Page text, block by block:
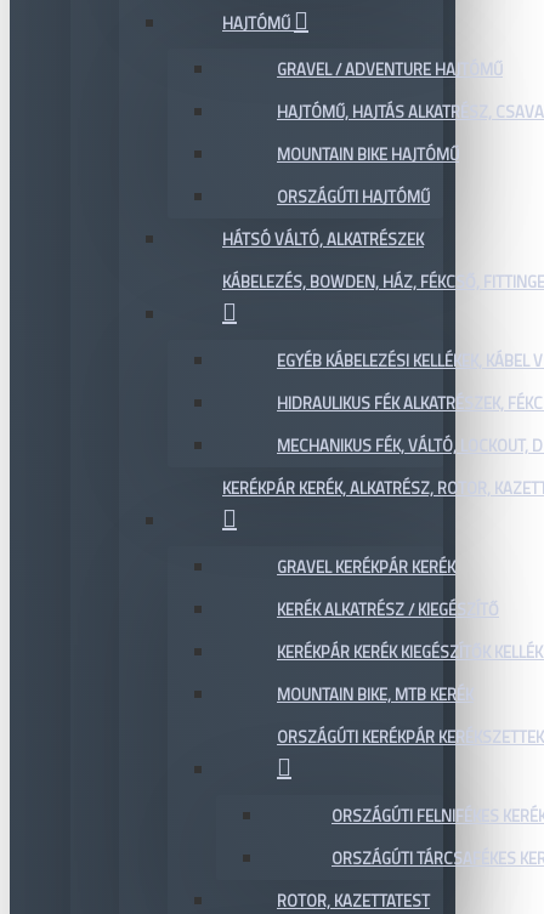
HAJTÓMŰ
GRAVEL / ADVENTURE HAJTÓMŰ
HAJTÓMŰ, HAJTÁS ALKATRÉSZ,
MOUNTAIN BIKE HAJTÓMŰ
ORSZÁGÚTI HAJTÓMŰ
HÁTSÓ VÁLTÓ, ALKATRÉSZEK
KÁBELEZÉS, BOWDEN, HÁZ, FÉKCSŐ,
EGYÉB KÁBELEZÉSI KELLÉKEK,
HIDRAULIKUS FÉK ALKATRÉSZEK,
MECHANIKUS FÉK, VÁLTÓ, LOCKOUT,
KERÉKPÁR KERÉK, ALKATRÉSZ, ROTOR,
GRAVEL KERÉKPÁR KERÉK
KERÉK ALKATRÉSZ / KIEGÉSZÍTŐ
KERÉKPÁR KERÉK KIEGÉSZÍTŐK
MOUNTAIN BIKE, MTB KERÉK
ORSZÁGÚTI KERÉKPÁR KERÉKSZETTEK
ORSZÁGÚTI FELNIFÉKES
ORSZÁGÚTI TÁRCSAFÉKES
ROTOR, KAZETTATEST